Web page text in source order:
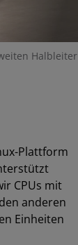
Halbleiter
Plattform
CPUs mit
anderen
Einheiten